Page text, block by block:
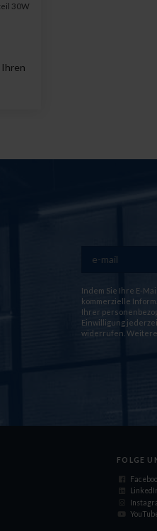
30W
Indem Sie Ihre E-
kommerzielle
Ihrer
Einwilligung
widerrufen.
FOLGE